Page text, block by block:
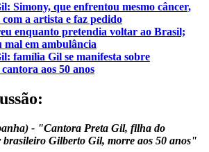
Simony, que enfrentou mesmo câncer,
com a artista e faz pedido
enquanto pretendia voltar ao Brasil;
mal em ambulância
família Gil se manifesta sobre
aos 50 anos
- "Cantora Preta Gil, filha do
Gilberto Gil, morre aos 50 anos"